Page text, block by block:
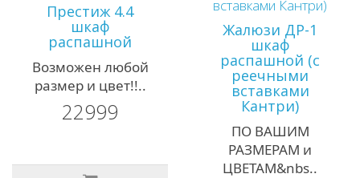
Престиж 4.4
шкаф
распашной
Возможен любой
размер и цвет!!..
22999
Жалюзи ДР-1
шкаф
распашной (с
реечными
вставками
Кантри)
ПО ВАШИМ
РАЗМЕРАМ и
ЦВЕТАМ&nbs..